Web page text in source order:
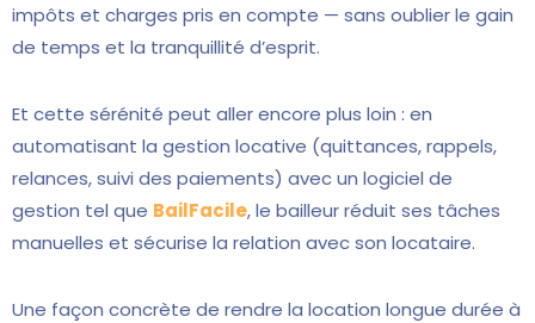
impôts et charges pris en compte — sans oublier le gain
de temps et la tranquillité d’esprit.
Et cette sérénité peut aller encore plus loin : en
automatisant la gestion locative (quittances, rappels,
relances, suivi des paiements) avec un logiciel de
gestion tel que BailFacile, le bailleur réduit ses tâches
manuelles et sécurise la relation avec son locataire.
Une façon concrète de rendre la location longue durée à